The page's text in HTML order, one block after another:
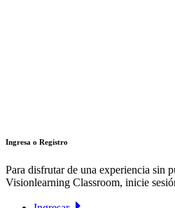
Ingresa o Registro
Para disfrutar de una experiencia sin
Visionlearning Classroom, inicie